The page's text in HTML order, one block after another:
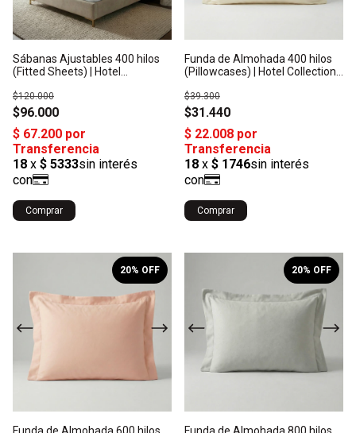
Sábanas Ajustables 400 hilos
(Fitted Sheets) | Hotel
Origen India
$96.000
$120.000
Comprar
Funda de Almohada 400 hilos
(Pillowcases) | Hotel Collection -
$31.440
$39.300
Comprar
/10
20% OFF /10
20% OFF